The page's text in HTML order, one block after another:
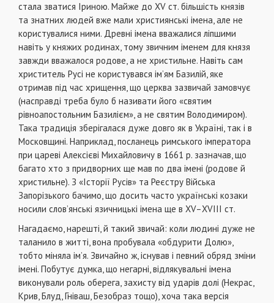
стала зватися Іриною. Майже до XV ст. більшість князів
та знатних людей вже мали християнські імена, але не
користувалися ними. Древні імена вважалися ліпшими
навіть у княжих родинах, тому звичним іменем для князя
завжди вважалося родове, а не христильне. Навіть сам
христитель Русі не користувався ім’ям Базилій, яке
отримав під час хрищення, що церква зазвичай замовчує
(насправді треба було б називати його «святим
рівноапостольним Базилієм», а не святим Володимиром).
Така традиція зберігалася дуже довго як в Україні, так і в
Московщині. Наприклад, посланець римського імператора
при цареві Алексієві Михайловичу в 1661 р. зазначав, що
багато хто з придворних ще мав по два імені (родове й
христильне). З «Історії Русів» та Реєстру Війська
Запорізького бачимо, що досить часто українські козаки
носили слов’янські язичницькі імена ще в ХV–ХVІІІ ст.
Нагадаємо, нарешті, й такий звичай: коли людині дуже не
таланило в житті, вона пробувала «обдурити Долю»,
тобто міняла ім’я. Звичайно ж, існував і певний обряд зміни
імені. Побутує думка, що негарні, відлякувальні імена
виконували роль оберега, захисту від ударів долі (Некрас,
Крив, Блуд, Гніваш, Безобраз тощо), хоча така версія